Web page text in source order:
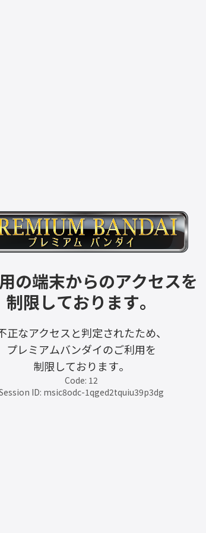
の端末からのアクセスを
制限しております。
正なアクセスと判定されたため、
プレミアムバンダイのご利用を
制限しております。
Code: 12
ID: msic8odc-1qged2tquiu39p3dg